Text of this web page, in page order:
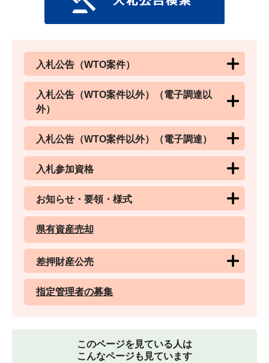
入札公告（WTO案件）
入札公告（WTO案件以外）（電子調達以
外）
入札公告（WTO案件以外）（電子調達）
入札参加資格
お知らせ・要領・様式
県有資産売却
差押財産公売
指定管理者の募集
このページを見ている人は
こんなページも見ています